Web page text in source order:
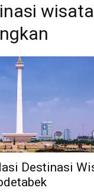
Destinasi